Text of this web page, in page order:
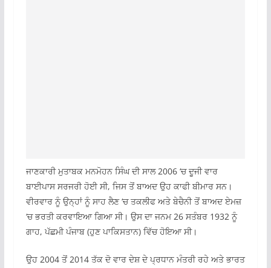
ਜਾਣਕਾਰੀ ਮੁਤਾਬਕ ਮਨਮੋਹਨ ਸਿੰਘ ਦੀ ਸਾਲ 2006 ‘ਚ ਦੂਜੀ ਵਾਰ
ਬਾਈਪਾਸ ਸਰਜਰੀ ਹੋਈ ਸੀ, ਜਿਸ ਤੋਂ ਬਾਅਦ ਉਹ ਕਾਫੀ ਬੀਮਾਰ ਸਨ।
ਵੀਰਵਾਰ ਨੂੰ ਉਨ੍ਹਾਂ ਨੂੰ ਸਾਹ ਲੈਣ ‘ਚ ਤਕਲੀਫ ਅਤੇ ਬੇਚੈਨੀ ਤੋਂ ਬਾਅਦ ਏਮਜ਼
‘ਚ ਭਰਤੀ ਕਰਵਾਇਆ ਗਿਆ ਸੀ। ਉਸ ਦਾ ਜਨਮ 26 ਸਤੰਬਰ 1932 ਨੂੰ
ਗਾਹ, ਪੱਛਮੀ ਪੰਜਾਬ (ਹੁਣ ਪਾਕਿਸਤਾਨ) ਵਿੱਚ ਹੋਇਆ ਸੀ।
ਉਹ 2004 ਤੋਂ 2014 ਤੱਕ ਦੋ ਵਾਰ ਦੇਸ਼ ਦੇ ਪ੍ਰਧਾਨ ਮੰਤਰੀ ਰਹੇ ਅਤੇ ਭਾਰਤ